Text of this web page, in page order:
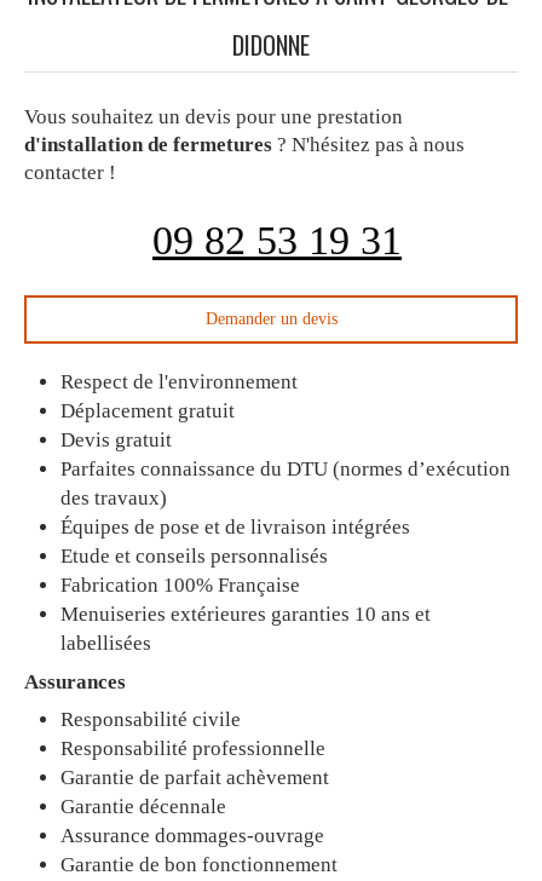
DIDONNE
Vous souhaitez un devis pour une prestation
d'installation de fermetures ? N'hésitez pas à nous
contacter !
09 82 53 19 31
Demander un devis
Respect de l'environnement
Déplacement gratuit
Devis gratuit
Parfaites connaissance du DTU (normes d’exécution
des travaux)
Équipes de pose et de livraison intégrées
Etude et conseils personnalisés
Fabrication 100% Française
Menuiseries extérieures garanties 10 ans et
labellisées
Assurances
Responsabilité civile
Responsabilité professionnelle
Garantie de parfait achèvement
Garantie décennale
Assurance dommages-ouvrage
Garantie de bon fonctionnement